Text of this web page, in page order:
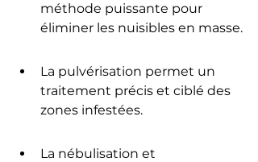
méthode puissante pour
éliminer les nuisibles en masse.
La pulvérisation permet un
traitement précis et ciblé des
zones infestées.
La nébulisation et